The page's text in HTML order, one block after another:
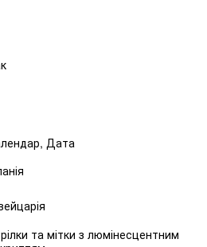
Дата
та мітки з люмінесцентним